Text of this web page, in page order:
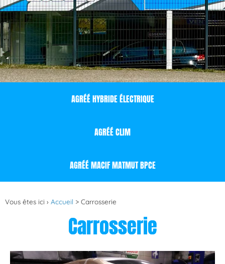
AGRÉÉ HYBRIDE ÉLECTRIQUE
AGRÉÉ CLIM
AGRÉÉ MACIF MATMUT BPCE
Vous êtes ici › Accueil > Carrosserie
Carrosserie